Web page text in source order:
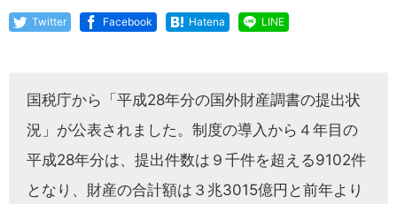
Twitter Facebook Hatena LINE
国税庁から「平成28年分の国外財産調書の提出状
況」が公表されました。制度の導入から４年目の
平成28年分は、提出件数は９千件を超える9102件
となり、財産の合計額は３兆3015億円と前年より